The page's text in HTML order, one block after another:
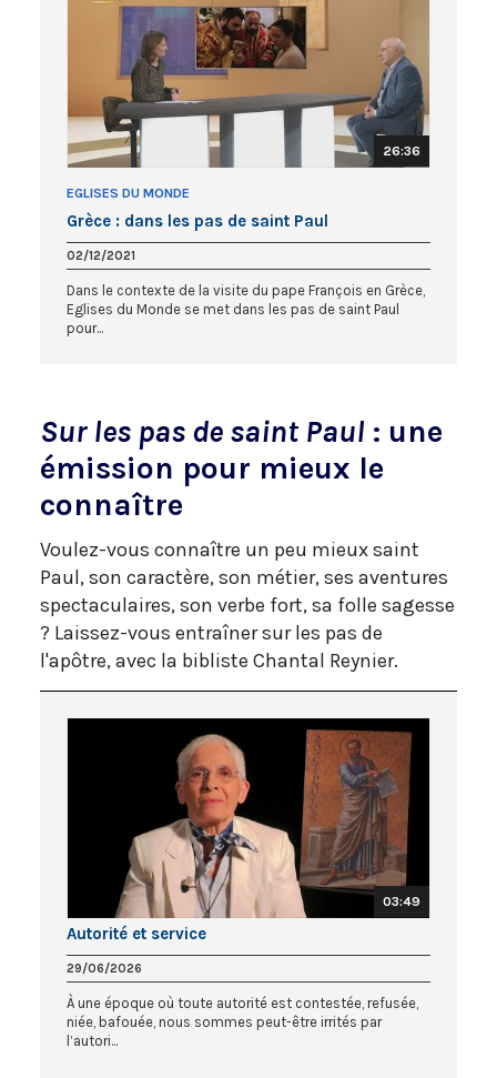
26:36
EGLISES DU MONDE
Grèce : dans les pas de saint Paul
02/12/2021
Dans le contexte de la visite du pape François en Grèce,
Eglises du Monde se met dans les pas de saint Paul
pour...
Sur les pas de saint Paul : une
émission pour mieux le
connaître
Voulez-vous connaître un peu mieux saint
Paul, son caractère, son métier, ses aventures
spectaculaires, son verbe fort, sa folle sagesse
? Laissez-vous entraîner sur les pas de
l'apôtre, avec la bibliste Chantal Reynier.
03:49
Autorité et service
29/06/2026
À une époque où toute autorité est contestée, refusée,
niée, bafouée, nous sommes peut-être irrités par
l’autori...